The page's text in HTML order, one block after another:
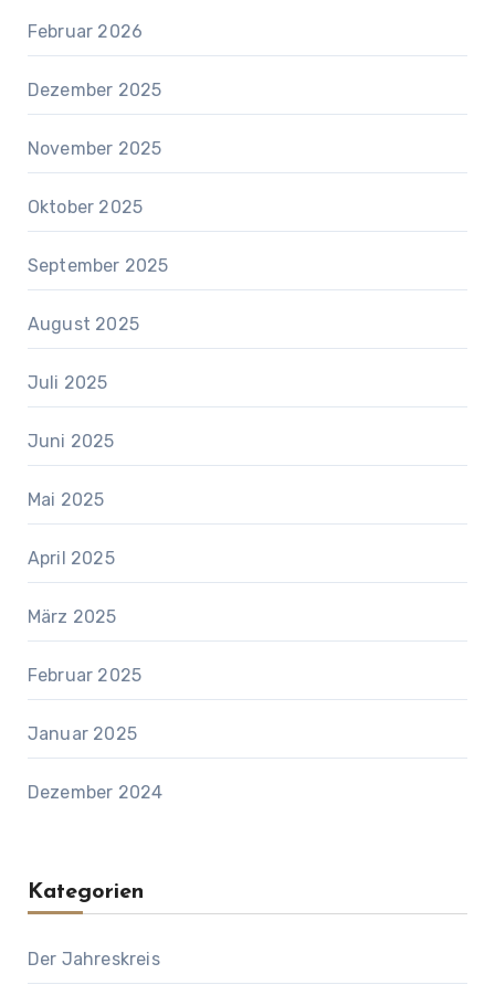
Februar 2026
Dezember 2025
November 2025
Oktober 2025
September 2025
August 2025
Juli 2025
Juni 2025
Mai 2025
April 2025
März 2025
Februar 2025
Januar 2025
Dezember 2024
Kategorien
Der Jahreskreis